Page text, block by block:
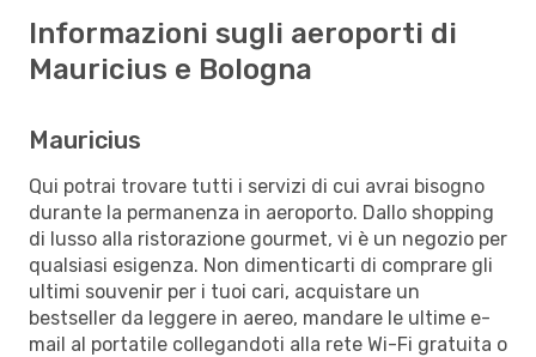
Informazioni sugli aeroporti di
Mauricius e Bologna
Mauricius
Qui potrai trovare tutti i servizi di cui avrai bisogno
durante la permanenza in aeroporto. Dallo shopping
di lusso alla ristorazione gourmet, vi è un negozio per
qualsiasi esigenza. Non dimenticarti di comprare gli
ultimi souvenir per i tuoi cari, acquistare un
bestseller da leggere in aereo, mandare le ultime e-
mail al portatile collegandoti alla rete Wi-Fi gratuita o